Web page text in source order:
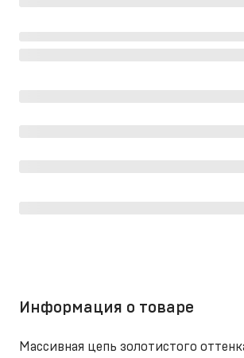
Информация о товаре
Массивная цепь золотистого